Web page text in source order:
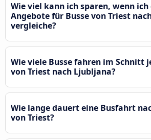
Wie viel kann ich sparen, wenn ich
Angebote für Busse von Triest
vergleiche?
Wie viele Busse fahren im Schnitt
von Triest nach Ljubljana?
Wie lange dauert eine Busfahrt
von Triest?